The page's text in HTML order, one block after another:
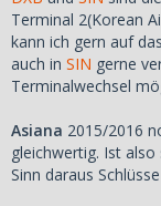
Terminal 2(Korean
kann ich gern auf
auch in SIN gerne
Terminalwechsel
Asiana 2015/2016
gleichwertig. Ist
Sinn daraus